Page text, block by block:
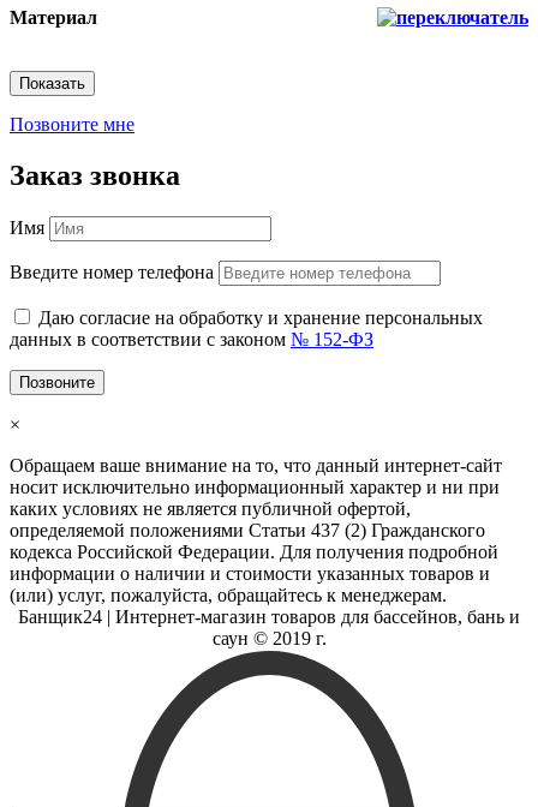
Материал
Показать
Позвоните мне
Заказ звонка
Имя
Введите номер телефона
Даю согласие на обработку и хранение персональных
данных в соответствии с законом № 152-ФЗ
Позвоните
×
Обращаем ваше внимание на то, что данный интернет-сайт
носит исключительно информационный характер и ни при
каких условиях не является публичной офертой,
определяемой положениями Статьи 437 (2) Гражданского
кодекса Российской Федерации. Для получения подробной
информации о наличии и стоимости указанных товаров и
(или) услуг, пожалуйста, обращайтесь к менеджерам.
Банщик24 | Интернет-магазин товаров для бассейнов, бань и
саун © 2019 г.